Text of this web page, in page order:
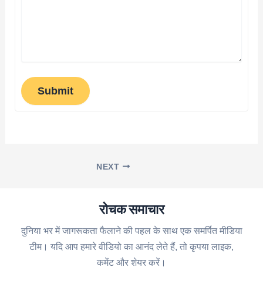
Submit
NEXT
रोचक समाचार
दुनिया भर में जागरूकता फैलाने की पहल के साथ एक समर्पित मीडिया
टीम। यदि आप हमारे वीडियो का आनंद लेते हैं, तो कृपया लाइक,
कमेंट और शेयर करें।